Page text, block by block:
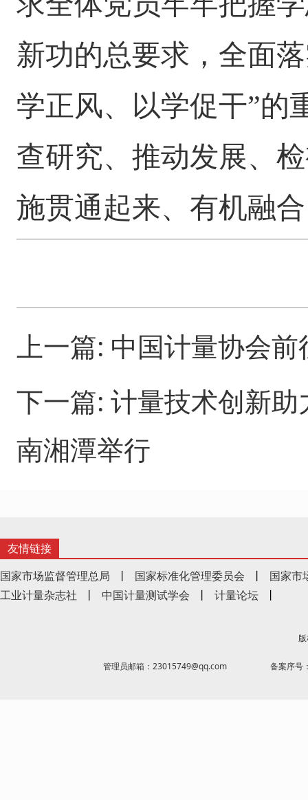
新功的总要求，全面
学正风、以学促干”的
查研究、推动发展、
施贯通起来、有机融
上一篇: 中国计量协会
下一篇: 计量技术创新
南湘潭举行
友情链接
国家市场监督管理总局
丨 国家标准化管理委员会 丨
国家市
工业计量杂志社
丨 中国计量测试学会 丨 计量论坛 丨
管理员邮箱：23015749@qq.com 备案序号